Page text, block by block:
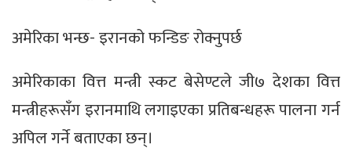
अमेरिका भन्छ- इरानको फन्डिङ रोक्नुपर्छ
अमेरिकाका वित्त मन्त्री स्कट बेसेण्टले जी७ देशका वित्त
मन्त्रीहरूसँग इरानमाथि लगाइएका प्रतिबन्धहरू पालना गर्न
अपिल गर्ने बताएका छन्।